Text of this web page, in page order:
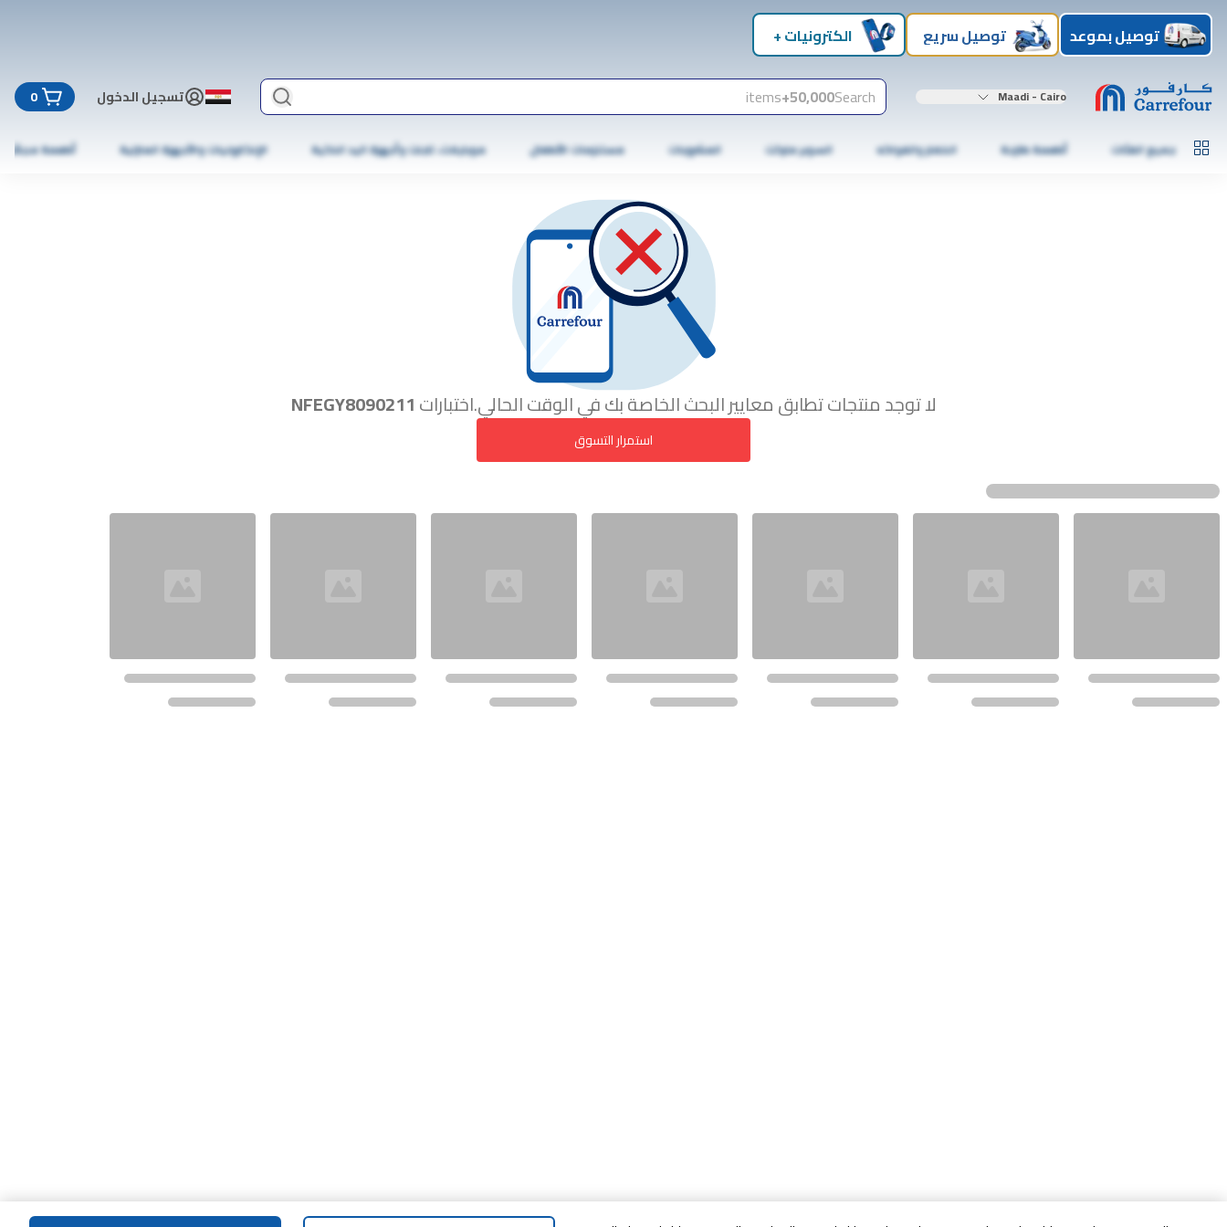
توصيل بموعد توصيل سريع الكترونيات +
Maadi - Cairo
Search
50,000+
items تسجيل الدخول 0
جميع الفئات أطعمة طازجة الخضار والفواكه السوبر ماركت المشروبات مستلزمات الأطفال موبايلات، تابلت وأجهزة اليد الذكية الإلكترونيات والأجهزة المنزلية أطعمة مجمّدة
لا توجد منتجات تطابق معايير البحث الخاصة بك في الوقت الحالي.اختباراتNFEGY8090211
استمرار التسوق